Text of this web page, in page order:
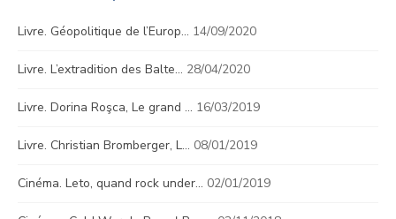
Livre. Géopolitique de l’Europ… 14/09/2020
Livre. L’extradition des Balte… 28/04/2020
Livre. Dorina Roşca, Le grand … 16/03/2019
Livre. Christian Bromberger, L… 08/01/2019
Cinéma. Leto, quand rock under… 02/01/2019